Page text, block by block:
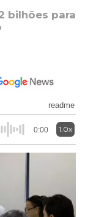
bilhões para
readme
0:00 1.0x